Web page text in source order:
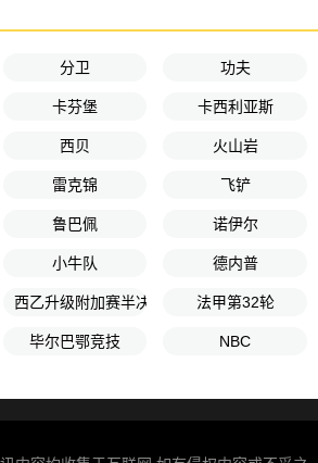
分卫 功夫
卡芬堡 卡西利亚斯
西贝 火山岩
雷克锦 飞铲
鲁巴佩 诺伊尔
小牛队 德内普
西乙升级附加赛半决赛次回合法甲第32轮
毕尔巴鄂竞技 NBC